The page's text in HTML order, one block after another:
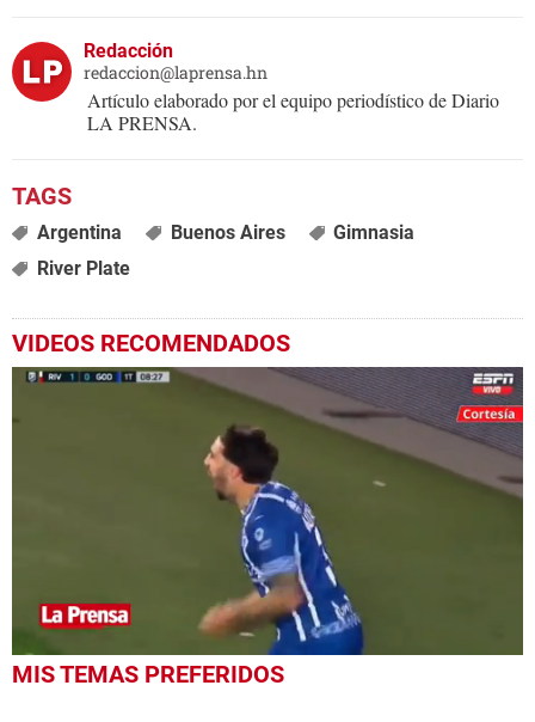
Redacción
redaccion@laprensa.hn
Artículo elaborado por el equipo periodístico de Diario
LA PRENSA.
Argentina Buenos Aires
Gimnasia
River Plate
VIDEOS RECOMENDADOS
0
seconds
MIS TEMAS PREFERIDOS